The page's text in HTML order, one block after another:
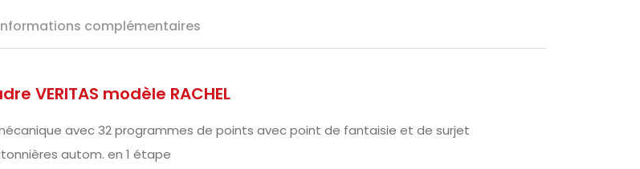
complémentaires
VERITAS modèle RACHEL
avec 32 programmes de points avec point de fantaisie et de surjet
autom. en 1 étape